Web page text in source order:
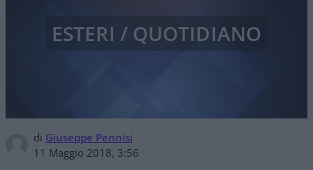
di Giuseppe Pennisi
11 Maggio 2018, 3:56
ESTERI / QUOTIDIANO